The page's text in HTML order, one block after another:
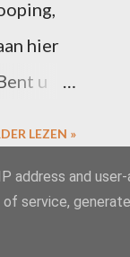
hier
u
dan
LEZEN »
address and
service,